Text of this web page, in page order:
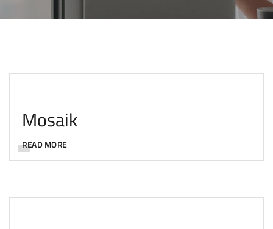
Mosaik
READ MORE